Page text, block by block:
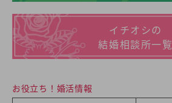
イチオシの
結婚相談所一覧
お役立ち！婚活情報